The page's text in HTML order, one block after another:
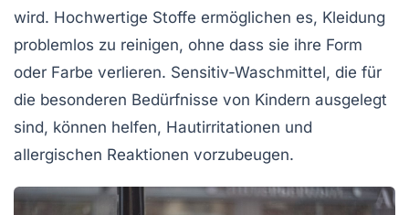
wird. Hochwertige Stoffe ermöglichen es, Kleidung
problemlos zu reinigen, ohne dass sie ihre Form
oder Farbe verlieren. Sensitiv-Waschmittel, die für
die besonderen Bedürfnisse von Kindern ausgelegt
sind, können helfen, Hautirritationen und
allergischen Reaktionen vorzubeugen.